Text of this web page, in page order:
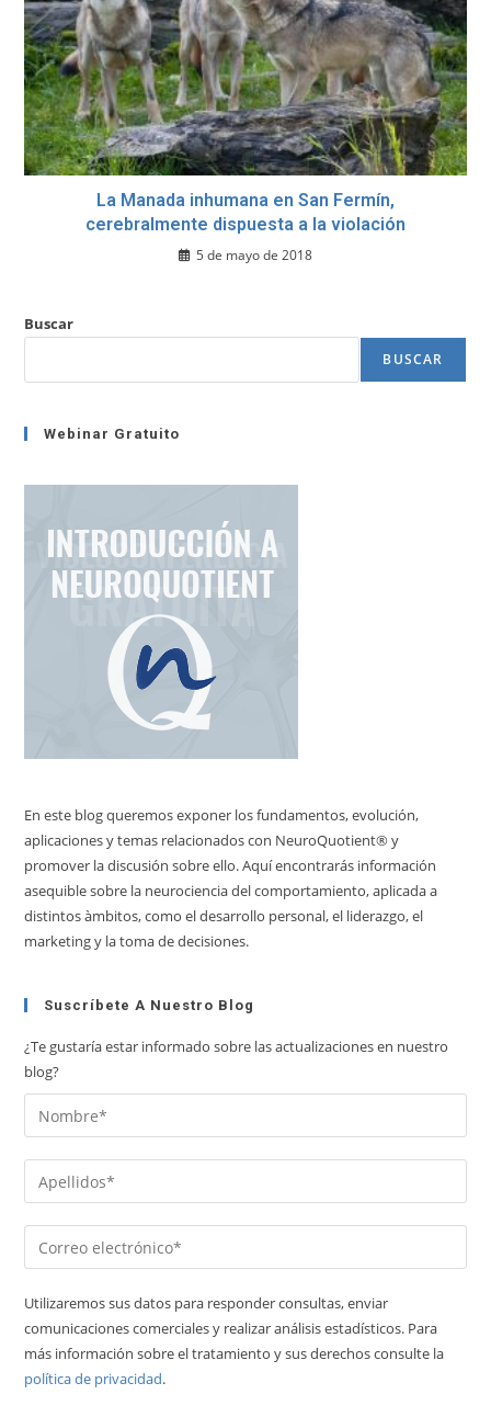
La Manada inhumana en San Fermín,
cerebralmente dispuesta a la violación
5 de mayo de 2018
Buscar
BUSCAR
Webinar Gratuito
En este blog queremos exponer los fundamentos, evolución,
aplicaciones y temas relacionados con NeuroQuotient® y
promover la discusión sobre ello. Aquí encontrarás información
asequible sobre la neurociencia del comportamiento, aplicada a
distintos àmbitos, como el desarrollo personal, el liderazgo, el
marketing y la toma de decisiones.
Suscríbete A Nuestro Blog
¿Te gustaría estar informado sobre las actualizaciones en nuestro
blog?
Utilizaremos sus datos para responder consultas, enviar
comunicaciones comerciales y realizar análisis estadísticos. Para
más información sobre el tratamiento y sus derechos consulte la
política de privacidad.